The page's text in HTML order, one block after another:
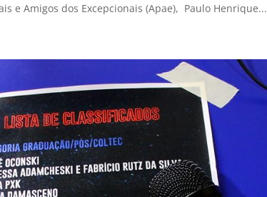
e Amigos dos Excepcionais (Apae), Paulo Henrique...